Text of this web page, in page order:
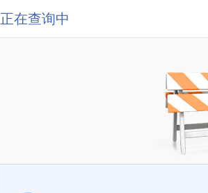
正在查询中